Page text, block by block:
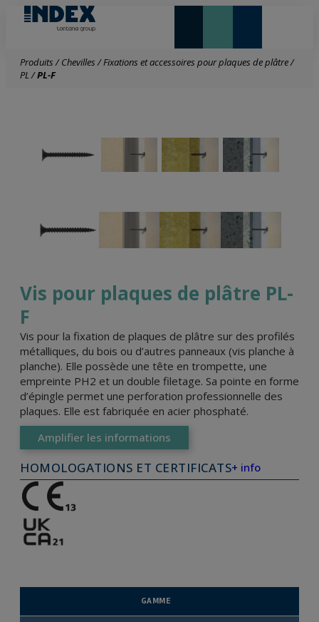
Produits/Chevilles/Fixations et accessoires pour plaques de plâtre/
PL/PL-F
Vis pour plaques de plâtre PL-
F
Vis pour la fixation de plaques de plâtre sur des profilés
métalliques, du bois ou d’autres panneaux (vis planche à
planche). Elle possède une tête en trompette, une
empreinte PH2 et un double filetage. Sa pointe en forme
d’épingle permet une perforation professionnelle des
plaques. Elle est fabriquée en acier phosphaté.
Amplifier les informations
HOMOLOGATIONS ET CERTIFICATS+ info
GAMME